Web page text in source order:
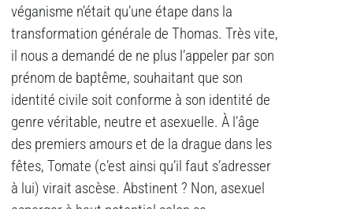
véganisme n’était qu’une étape dans la
transformation générale de Thomas. Très vite,
il nous a demandé de ne plus l’appeler par son
prénom de baptême, souhaitant que son
identité civile soit conforme à son identité de
genre véritable, neutre et asexuelle. À l’âge
des premiers amours et de la drague dans les
fêtes, Tomate (c’est ainsi qu’il faut s’adresser
à lui) virait ascèse. Abstinent ? Non, asexuel